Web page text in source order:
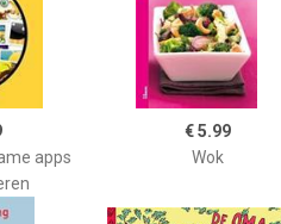
apps
€ 5.99
Wok